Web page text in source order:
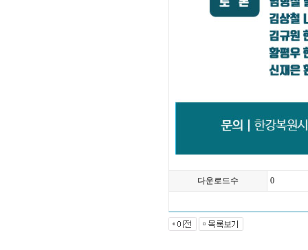
다운로드수 0